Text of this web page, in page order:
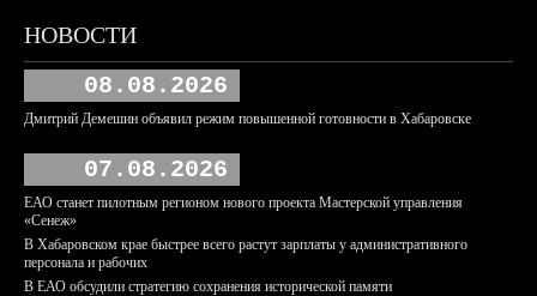
НОВОСТИ
08.08.2026
Дмитрий Демешин объявил режим повышенной готовности в Хабаровске
07.08.2026
ЕАО станет пилотным регионом нового проекта Мастерской управления
«Сенеж»
В Хабаровском крае быстрее всего растут зарплаты у административного
персонала и рабочих
В ЕАО обсудили стратегию сохранения исторической памяти